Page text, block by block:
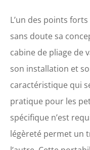
L’un des points
sans doute sa
cabine de pliage de
son installation et
caractéristique qui
pratique pour les
spécifique n’est
légèreté permet un